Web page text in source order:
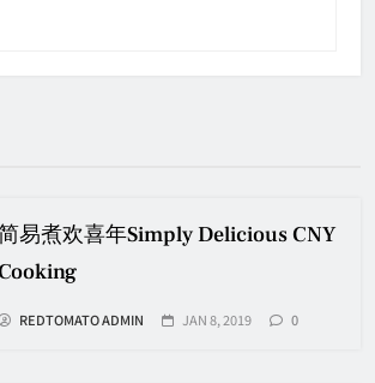
易煮欢喜年Simply Delicious CNY
REDTOMATO ADMIN JAN 8, 2019 0